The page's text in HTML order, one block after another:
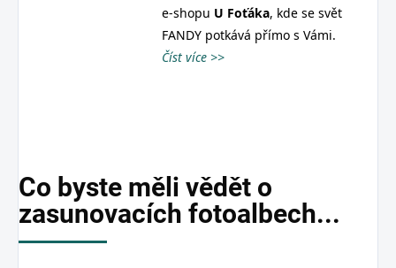
e‑shopu U Foťáka, kde se svět
FANDY potkává přímo s Vámi.
Číst více >>
Co byste měli vědět o
zasunovacích fotoalbech...